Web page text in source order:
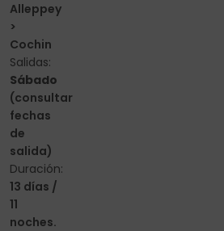
Alleppey
>
Cochin
Salidas:
Sábado
(consultar
fechas
de
salida)
Duración:
13 días /
11
noches.